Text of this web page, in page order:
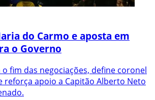
do Carmo e aposta em
o Governo
fim das negociações, define coronel
reforça apoio a Capitão Alberto Neto